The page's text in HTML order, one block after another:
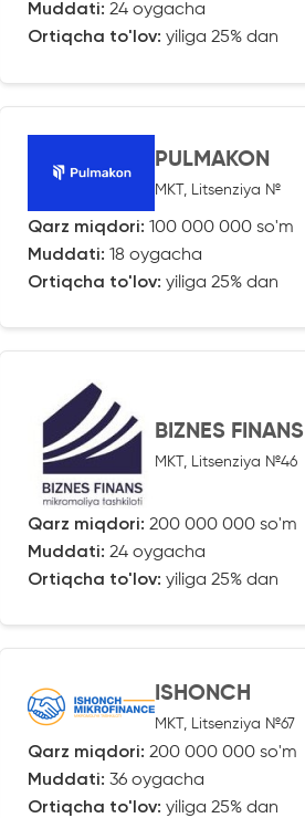
Muddati: 24 oygacha
Ortiqcha to'lov: yiliga 25% dan
PULMAKON
MKT, Litsenziya №
Qarz miqdori: 100 000 000 so'm
Muddati: 18 oygacha
Ortiqcha to'lov: yiliga 25% dan
BIZNES FINANS
MKT, Litsenziya №46
Qarz miqdori: 200 000 000 so'm
Muddati: 24 oygacha
Ortiqcha to'lov: yiliga 25% dan
ISHONCH
MKT, Litsenziya №67
Qarz miqdori: 200 000 000 so'm
Muddati: 36 oygacha
Ortiqcha to'lov: yiliga 25% dan